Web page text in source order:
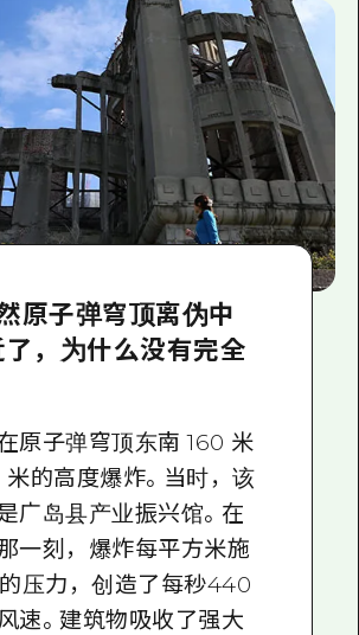
原子弹穹顶离伪中
，为什么没有完全
原子弹穹顶东南 160 米
的高度爆炸。当时，该
广岛县产业振兴馆。在
一刻，爆炸每平方米施
压力，创造了每秒440
速。建筑物吸收了强大